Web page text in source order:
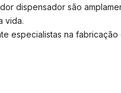
dispensador são
vida.
especialistas na fabricação